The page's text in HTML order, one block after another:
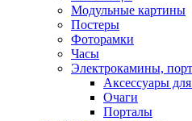
Модульные картины
Постеры
Фоторамки
Часы
Электрокамины,
Аксессуары
Очаги
Порталы